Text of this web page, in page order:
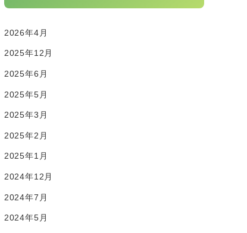
2026年4月
2025年12月
2025年6月
2025年5月
2025年3月
2025年2月
2025年1月
2024年12月
2024年7月
2024年5月